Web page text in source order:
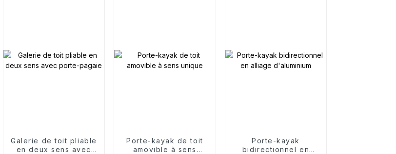
Galerie de toit pliable
en deux sens avec
Porte-kayak de toit
amovible à sens
Porte-kayak
bidirectionnel en